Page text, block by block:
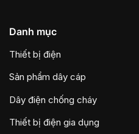
Danh mục
Thiết bị điện
Sản phẩm dây cáp
Dây điện chống cháy
Thiết bị điện gia dụng